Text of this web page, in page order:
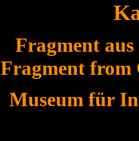
Fragment
Fragment from
Museum für